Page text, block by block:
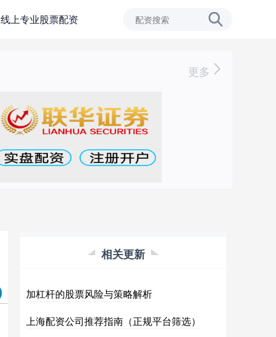
线上专业股票配资
更多
相关更新
加杠杆的股票风险与策略解析
上海配资公司推荐指南（正规平台筛选）